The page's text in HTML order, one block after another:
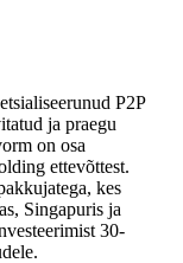
P2P
ja praegu
on osa
ettevõttest.
kes
Singapuris ja
30-